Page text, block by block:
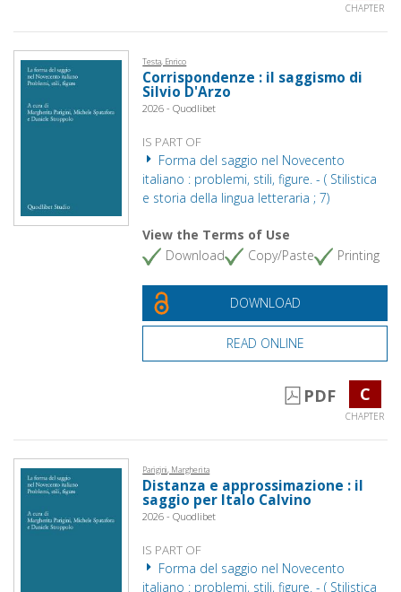
CHAPTER
Testa, Enrico
Corrispondenze : il saggismo di
Silvio D'Arzo
2026 - Quodlibet
IS PART OF
Forma del saggio nel Novecento
italiano : problemi, stili, figure. - ( Stilistica
e storia della lingua letteraria ; 7)
View the Terms of Use
Download
Copy/Paste Printing
DOWNLOAD
READ ONLINE
PDF C
CHAPTER
Parigini, Margherita
Distanza e approssimazione : il
saggio per Italo Calvino
2026 - Quodlibet
IS PART OF
Forma del saggio nel Novecento
italiano : problemi, stili, figure. - ( Stilistica